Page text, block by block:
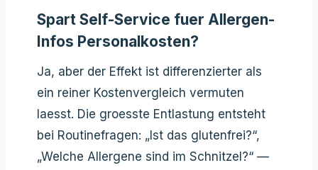
Spart Self-Service fuer Allergen-
Infos Personalkosten?
Ja, aber der Effekt ist differenzierter als
ein reiner Kostenvergleich vermuten
laesst. Die groesste Entlastung entsteht
bei Routinefragen: „Ist das glutenfrei?“,
„Welche Allergene sind im Schnitzel?“ —